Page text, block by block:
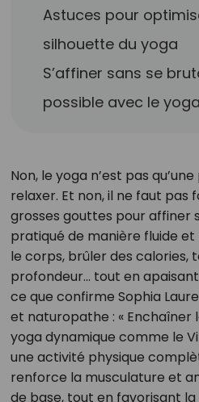
Astuces pour
silhouette du yoga
S’affiner sans se
possible avec le yoga
Non, le yoga n’est pas
relaxer. Et non, il ne faut
grosses gouttes pour affiner
pratiqué de manière fluide
le corps, brûler des calories,
profondeur… tout en apaisant l’esprit.
ce que confirme Sophia
et naturopathe : « Enchaîner
yoga dynamique comme le
une activité physique
renforce la musculature et
de base, tout en favorisant